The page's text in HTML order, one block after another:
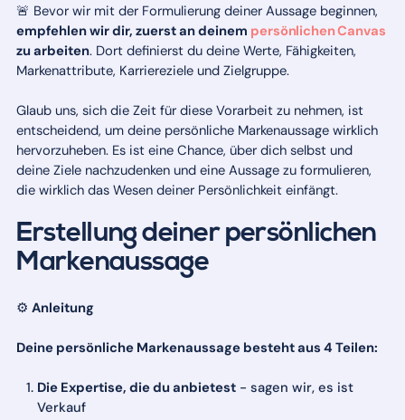
🚨 Bevor wir mit der Formulierung deiner Aussage beginnen,
empfehlen wir dir, zuerst an deinem persönlichen Canvas
zu arbeiten. Dort definierst du deine Werte, Fähigkeiten,
Markenattribute, Karriereziele und Zielgruppe.
Glaub uns, sich die Zeit für diese Vorarbeit zu nehmen, ist
entscheidend, um deine persönliche Markenaussage wirklich
hervorzuheben. Es ist eine Chance, über dich selbst und
deine Ziele nachzudenken und eine Aussage zu formulieren,
die wirklich das Wesen deiner Persönlichkeit einfängt.
Erstellung deiner persönlichen
Markenaussage
⚙️Anleitung
Deine persönliche Markenaussage besteht aus 4 Teilen:
Die Expertise, die du anbietest- sagen wir, es ist
Verkauf